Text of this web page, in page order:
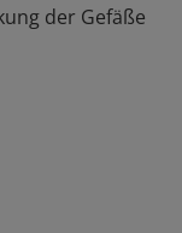
der Gefäße